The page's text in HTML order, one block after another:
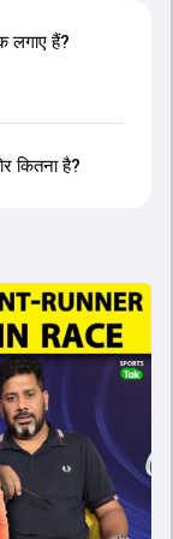
हैं?
कितना है?